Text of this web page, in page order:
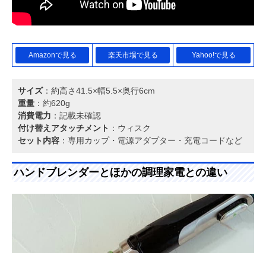
Amazonで見る 楽天市場で見る Yahoo!で見る
サイズ：約高さ41.5×幅5.5×奥行6cm
重量 ：約620g
消費電力 ：記載未確認
付け替えアタッチメント ：ウィスク
セット内容 ：専用カップ・電源アダプター・充電コードなど
ハンドブレンダーとほかの調理家電との違い